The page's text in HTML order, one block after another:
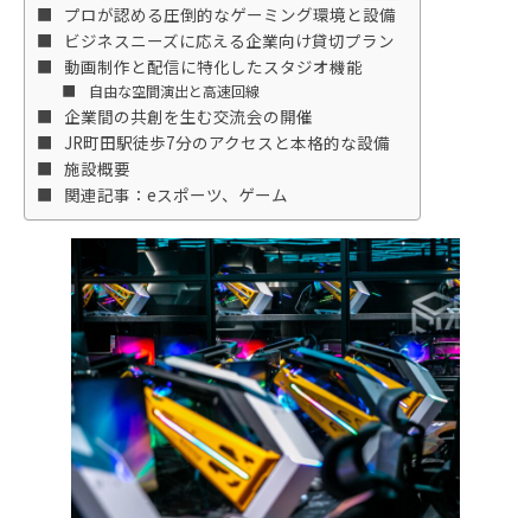
プロが認める圧倒的なゲーミング環境と設備
ビジネスニーズに応える企業向け貸切プラン
動画制作と配信に特化したスタジオ機能
自由な空間演出と高速回線
企業間の共創を生む交流会の開催
JR町田駅徒歩7分のアクセスと本格的な設備
施設概要
関連記事：eスポーツ、ゲーム